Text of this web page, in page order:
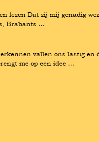
Dat zij mij genadig
Brabants …
vallen ons lastig en
me op een idee …